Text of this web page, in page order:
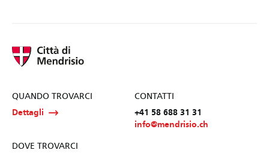
QUANDO TROVARCI
Dettagli
CONTATTI
+41 58 688 31 31
info@mendrisio.ch
DOVE TROVARCI